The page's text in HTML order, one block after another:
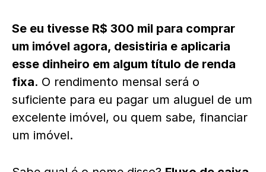
Se eu tivesse R$ 300 mil para comprar
um imóvel agora, desistiria e aplicaria
esse dinheiro em algum título de renda
fixa. O rendimento mensal será o
suficiente para eu pagar um aluguel de um
excelente imóvel, ou quem sabe, financiar
um imóvel.